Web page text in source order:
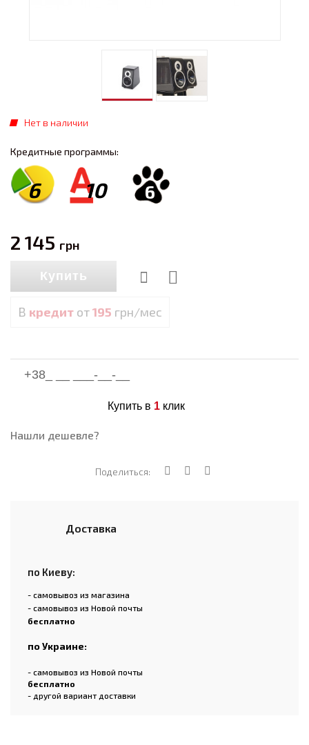
Нет в наличии
Кредитные программы:
6 10 6
2 145 грн
Купить
В кредит от195 грн/мес
Купить в 1клик
Нашли дешевле?
Поделиться:
Доставка
по Киеву:
- самовывоз из магазина
- самовывоз из Новой почты
бесплатно
по Украине:
- самовывоз из Новой почты
бесплатно
- другой вариант доставки